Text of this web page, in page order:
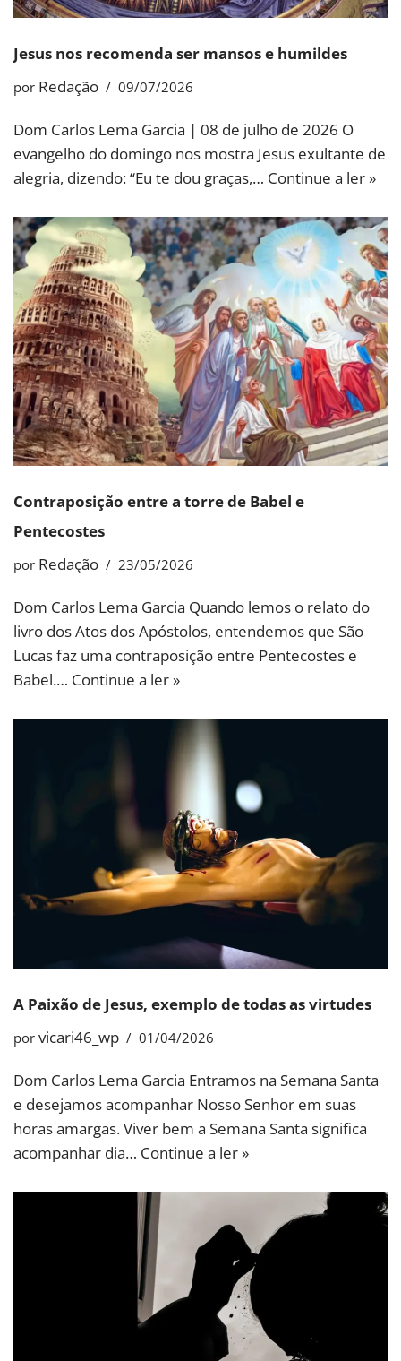
Jesus nos recomenda ser mansos e humildes
por Redação 09/07/2026
Dom Carlos Lema Garcia | 08 de julho de 2026 O
evangelho do domingo nos mostra Jesus exultante de
alegria, dizendo: “Eu te dou graças,… Continue a ler »
Contraposição entre a torre de Babel e
Pentecostes
por Redação 23/05/2026
Dom Carlos Lema Garcia Quando lemos o relato do
livro dos Atos dos Apóstolos, entendemos que São
Lucas faz uma contraposição entre Pentecostes e
Babel.… Continue a ler »
A Paixão de Jesus, exemplo de todas as virtudes
por vicari46_wp 01/04/2026
Dom Carlos Lema Garcia Entramos na Semana Santa
e desejamos acompanhar Nosso Senhor em suas
horas amargas. Viver bem a Semana Santa significa
acompanhar dia… Continue a ler »